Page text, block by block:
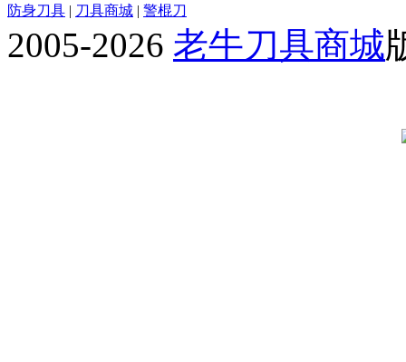
防身刀具 | 刀具商城 | 警棍刀
2005-2026 老牛刀具商城